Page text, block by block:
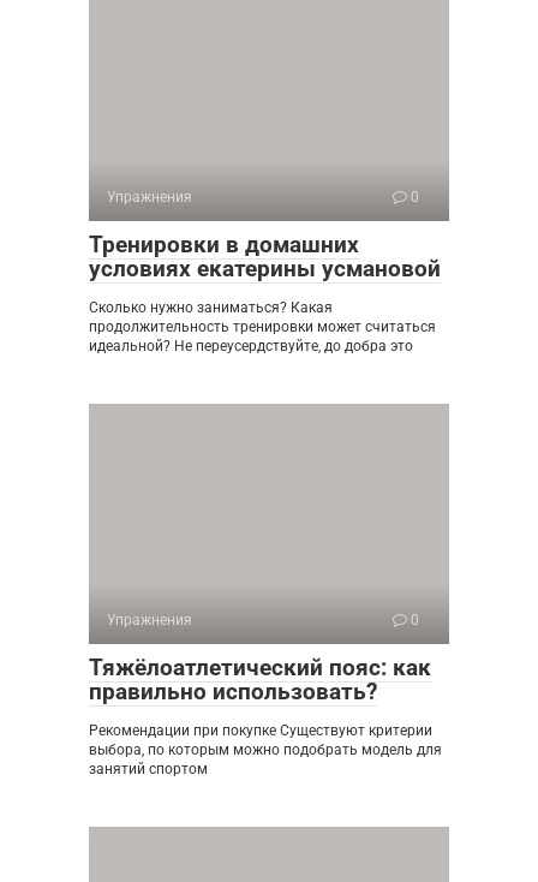
Упражнения 0
Тренировки в домашних
условиях екатерины усмановой
Сколько нужно заниматься? Какая
продолжительность тренировки может считаться
идеальной? Не переусердствуйте, до добра это
Упражнения 0
Тяжёлоатлетический пояс: как
правильно использовать?
Рекомендации при покупке Существуют критерии
выбора, по которым можно подобрать модель для
занятий спортом